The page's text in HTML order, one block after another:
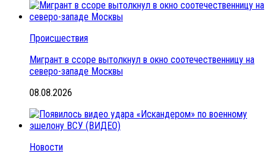
Происшествия
Мигрант в ссоре вытолкнул в окно соотечественницу на
северо-западе Москвы
08.08.2026
Новости